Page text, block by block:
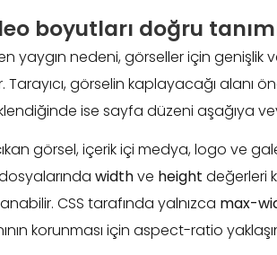
boyutları doğru
yaygın nedeni, görseller için genişlik
Tarayıcı, görselin kaplayacağı alanı
ise sayfa düzeni aşağıya
görsel, içerik içi medya, logo ve
widthve height değerleri
CSS tarafında yalnızca max-
korunması için aspect-ratio